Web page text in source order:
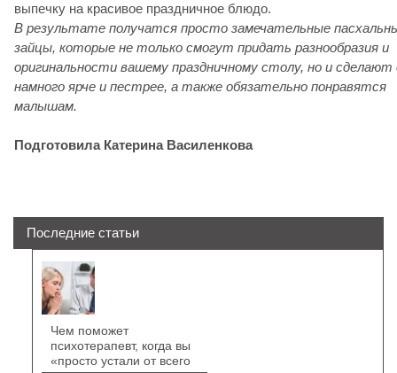
выпечку на красивое праздничное блюдо.
В результате получатся просто замечательные
зайцы, которые не только смогут придать разнообразия и
оригинальности вашему праздничному столу, но и сделают
намного ярче и пестрее, а также обязательно понравятся
малышам.
Подготовила Катерина Василенкова
Последние статьи
Чем поможет
психотерапевт, когда вы
«просто устали от всего